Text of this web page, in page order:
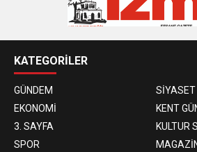
KATEGORİLER
GÜNDEM
SİYASET
EKONOMİ
KENT
3. SAYFA
KULTUR
SPOR